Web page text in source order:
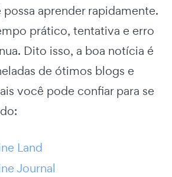
aprender rapidamente.
prático, tentativa e erro
Dito isso, a boa notícia é
de ótimos blogs e
você pode confiar para se
Land
Journal